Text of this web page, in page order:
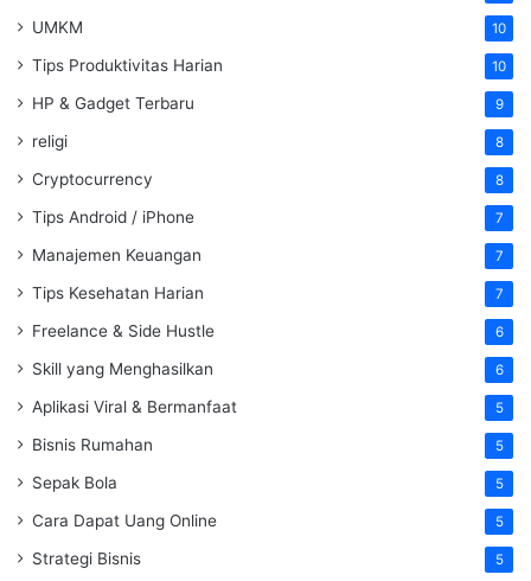
UMKM 10
Tips Produktivitas Harian 10
HP & Gadget Terbaru 9
religi 8
Cryptocurrency 8
Tips Android / iPhone 7
Manajemen Keuangan 7
Tips Kesehatan Harian 7
Freelance & Side Hustle 6
Skill yang Menghasilkan 6
Aplikasi Viral & Bermanfaat 5
Bisnis Rumahan 5
Sepak Bola 5
Cara Dapat Uang Online 5
Strategi Bisnis 5